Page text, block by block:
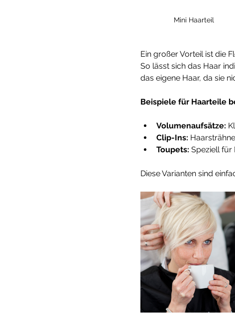
Mini Haarteil
Ein großer Vorteil ist die
So lässt sich das Haar
das eigene Haar, da sie
Beispiele für Haarteile
Volumenaufsätze:
Clip-Ins:
Toupets: Speziell für
Diese Varianten sind